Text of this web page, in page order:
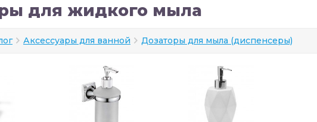
для жидкого мыла
Аксессуары для ванной Дозаторы для мыла (диспенсеры)